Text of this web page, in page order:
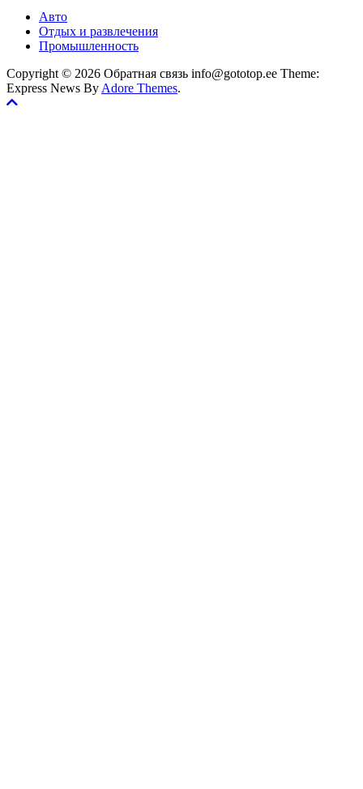
Авто
Отдых и развлечения
Промышленность
Copyright © 2026 Обратная связь info@gototop.ee Theme:
Express News By Adore Themes.